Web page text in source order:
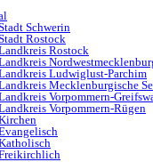
Schwerin
Rostock
Rostock
Ludwiglust-Parchim
Mecklenburgische
Vorpommern-
Vorpommern-Rügen